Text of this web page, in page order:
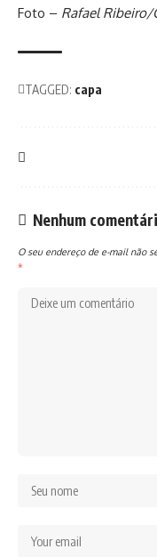
Foto – Rafael Ribeiro/
TAGGED: capa
Nenhum
O seu endereço de e-mail não
*